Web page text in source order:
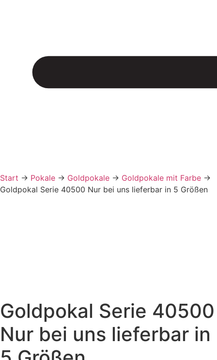
Start → Pokale → Goldpokale → Goldpokale mit Farbe →
Goldpokal Serie 40500 Nur bei uns lieferbar in 5 Größen
Goldpokal Serie 40500
Nur bei uns lieferbar in